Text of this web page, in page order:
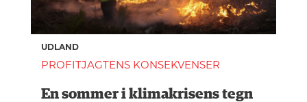
UDLAND
PROFITJAGTENS KONSEKVENSER
En sommer i klimakrisens tegn